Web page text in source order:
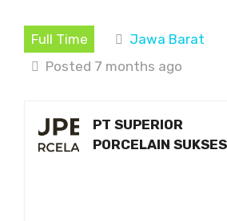
Full Time
Jawa Barat
Posted 7 months ago
PT SUPERIOR
PORCELAIN SUKSES